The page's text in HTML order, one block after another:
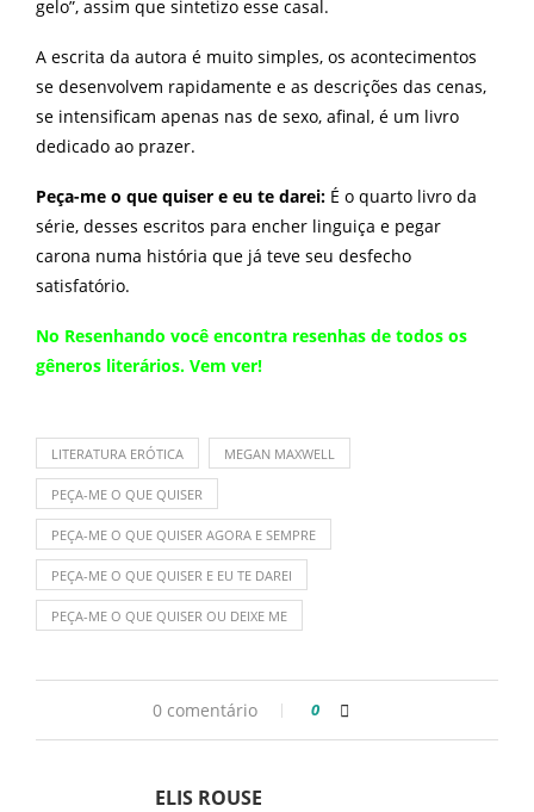
gelo”, assim que sintetizo esse casal.
A escrita da autora é muito simples, os acontecimentos
se desenvolvem rapidamente e as descrições das cenas,
se intensificam apenas nas de sexo, afinal, é um livro
dedicado ao prazer.
Peça-me o que quiser e eu te darei: É o quarto livro da
série, desses escritos para encher linguiça e pegar
carona numa história que já teve seu desfecho
satisfatório.
No Resenhando você encontra resenhas de todos os
gêneros literários. Vem ver!
LITERATURA ERÓTICA MEGAN MAXWELL
PEÇA-ME O QUE QUISER
PEÇA-ME O QUE QUISER AGORA E SEMPRE
PEÇA-ME O QUE QUISER E EU TE DAREI
PEÇA-ME O QUE QUISER OU DEIXE ME
0 comentário 0
ELIS ROUSE